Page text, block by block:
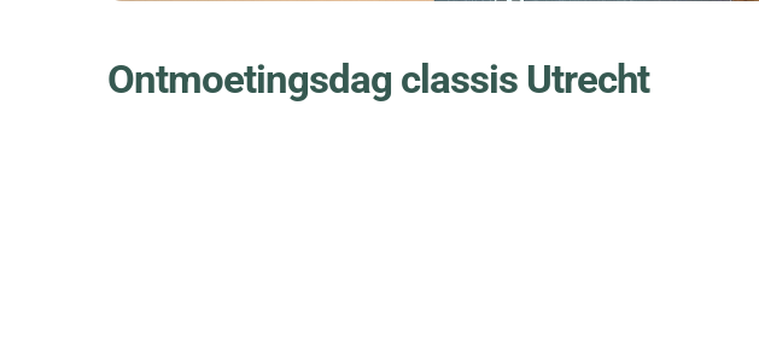
Ontmoetingsdag classis Utrecht